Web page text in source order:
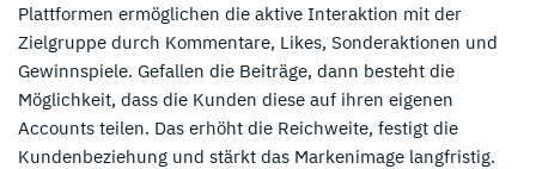
Plattformen ermöglichen die aktive Interaktion mit der
Zielgruppe durch Kommentare, Likes, Sonderaktionen und
Gewinnspiele. Gefallen die Beiträge, dann besteht die
Möglichkeit, dass die Kunden diese auf ihren eigenen
Accounts teilen. Das erhöht die Reichweite, festigt die
Kundenbeziehung und stärkt das Markenimage langfristig.